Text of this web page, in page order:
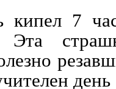
кипел 7
Эта